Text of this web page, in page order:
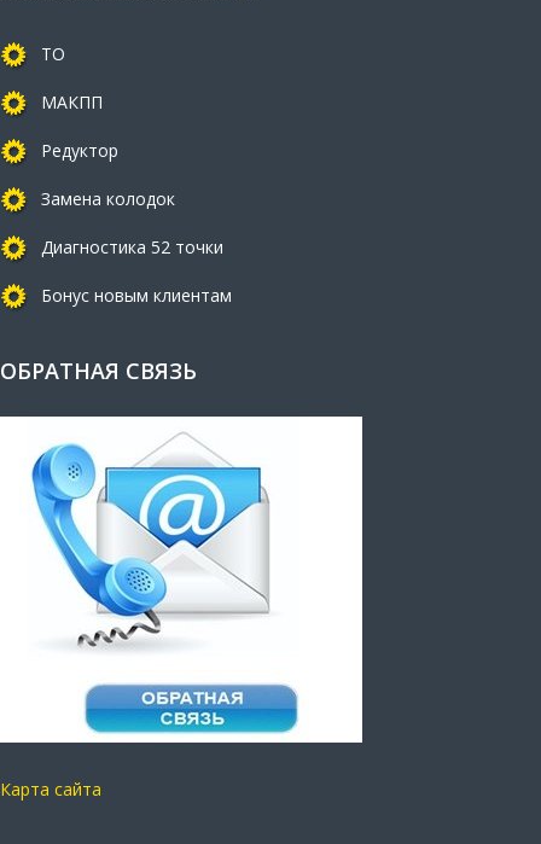
ТО
МАКПП
Редуктор
Замена колодок
Диагностика 52 точки
Бонус новым клиентам
ОБРАТНАЯ СВЯЗЬ
Карта сайта